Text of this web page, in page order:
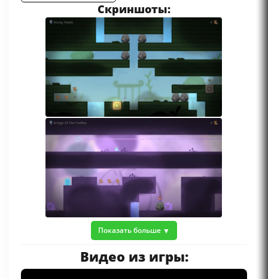
Скриншоты:
Показать больше
Видео из игры: